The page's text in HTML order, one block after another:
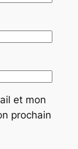
et mon
prochain